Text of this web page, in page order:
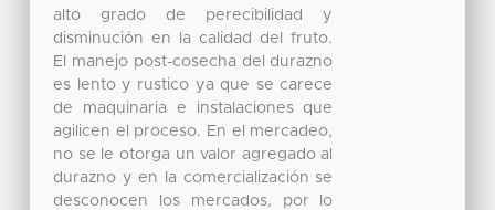
alto grado de perecibilidad y
disminución en la calidad del fruto.
El manejo post-cosecha del durazno
es lento y rustico ya que se carece
de maquinaria e instalaciones que
agilicen el proceso. En el mercadeo,
no se le otorga un valor agregado al
durazno y en la comercialización se
desconocen los mercados, por lo